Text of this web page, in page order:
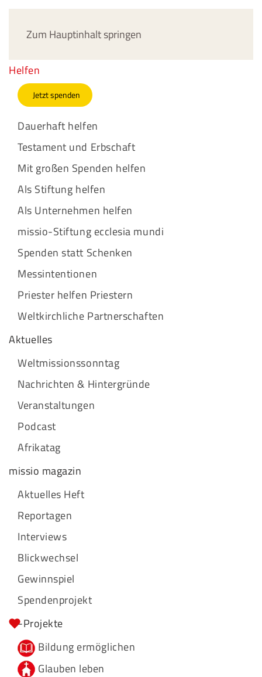
Zum Hauptinhalt springen
Helfen
Jetzt spenden
Dauerhaft helfen
Testament und Erbschaft
Mit großen Spenden helfen
Als Stiftung helfen
Als Unternehmen helfen
missio-Stiftung ecclesia mundi
Spenden statt Schenken
Messintentionen
Priester helfen Priestern
Weltkirchliche Partnerschaften
Aktuelles
Weltmissionssonntag
Nachrichten & Hintergründe
Veranstaltungen
Podcast
Afrikatag
missio magazin
Aktuelles Heft
Reportagen
Interviews
Blickwechsel
Gewinnspiel
Spendenprojekt
-Projekte
Bildung ermöglichen
Glauben leben